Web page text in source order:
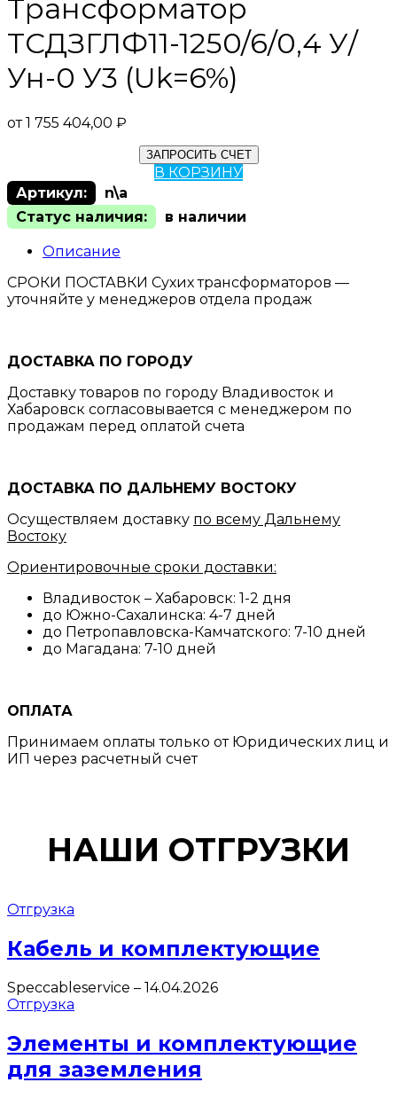
Трансформатор
ТСДЗГЛФ11-1250/6/0,4 У/
Ун-0 У3 (Uk=6%)
от1 755 404,00 ₽
ЗАПРОСИТЬ СЧЕТ
В КОРЗИНУ
Артикул:
n\a
Статус наличия:
в наличии
Описание
СРОКИ ПОСТАВКИ Сухих трансформаторов —
уточняйте у менеджеров отдела продаж
ДОСТАВКА ПО ГОРОДУ
Доставку товаров по городу Владивосток и
Хабаровск согласовывается с менеджером по
продажам перед оплатой счета
ДОСТАВКА ПО ДАЛЬНЕМУ ВОСТОКУ
Осуществляем доставку по всему Дальнему
Востоку
Ориентировочные сроки доставки:
Владивосток – Хабаровск: 1-2 дня
до Южно-Сахалинска: 4-7 дней
до Петропавловска-Камчатского: 7-10 дней
до Магадана: 7-10 дней
ОПЛАТА
Принимаем оплаты только от Юридических лиц и
ИП через расчетный счет
НАШИ ОТГРУЗКИ
Отгрузка
Кабель и комплектующие
Speccableservice – 14.04.2026
Отгрузка
Элементы и комплектующие
для заземления